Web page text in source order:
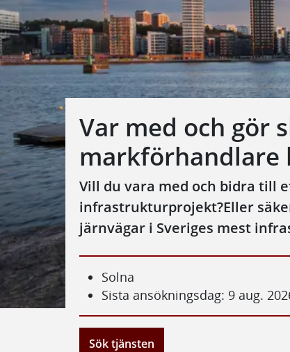
Var med och gör
markförhandlare
Vill du vara med och bidra till
infrastrukturprojekt?Eller
järnvägar i Sveriges mest
Solna
Sista ansökningsdag: 9 aug.
Sök tjänsten